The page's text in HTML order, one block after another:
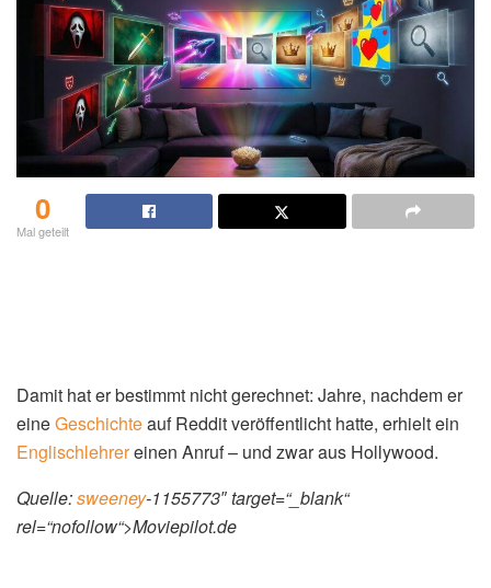
0
Mal geteilt
Damit hat er bestimmt nicht gerechnet: Jahre, nachdem er
eineGeschichteauf Reddit veröffentlicht hatte, erhielt ein
Englischlehrereinen Anruf – und zwar aus Hollywood.
Quelle:sweeney-1155773″ target=“_blank“
rel=“nofollow“>Moviepilot.de